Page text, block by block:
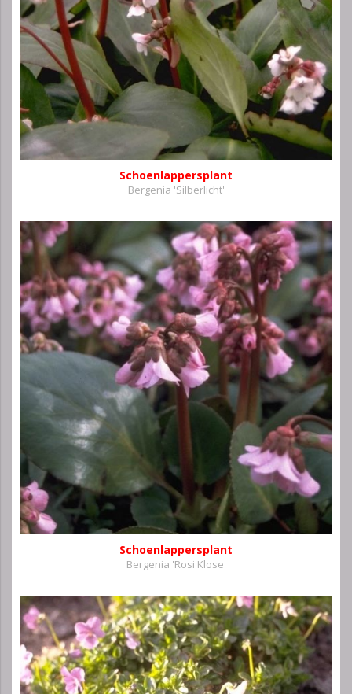
Schoenlappersplant
Bergenia 'Silberlicht'
Schoenlappersplant
Bergenia 'Rosi Klose'